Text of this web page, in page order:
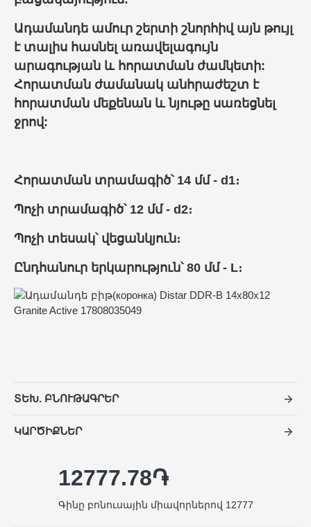
Ադամանդե ամուր շերտի շնորհիվ այն թույլ
է տալիս հասնել առավելագույն
արագության և հորատման ժամկետի:
Հորատման ժամանակ անհրաժեշտ է
հորատման մեքենան և նյութը սառեցնել
ջրով:
Հորատման տրամագիծ՝ 14 մմ - d1։
Պոչի տրամագիծ՝ 12 մմ - d2։
Պոչի տեսակ՝ վեցանկյուն։
Ընդհանուր երկարություն՝ 80 մմ - L։
ՏԵԽ. ԲՆՈՒԹԱԳՐԵՐ
ԿԱՐԾԻՔՆԵՐ
12777.78֏
Գինը բոնուսային միավորներով 12777